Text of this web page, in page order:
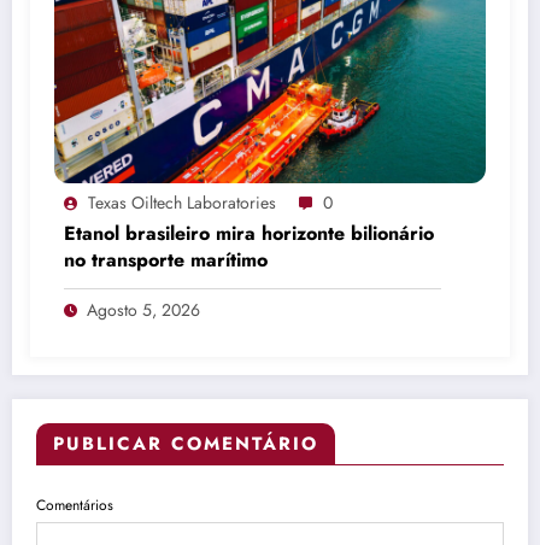
Texas Oiltech Laboratories 0
Etanol brasileiro mira horizonte bilionário
no transporte marítimo
Agosto 5, 2026
PUBLICAR COMENTÁRIO
Comentários